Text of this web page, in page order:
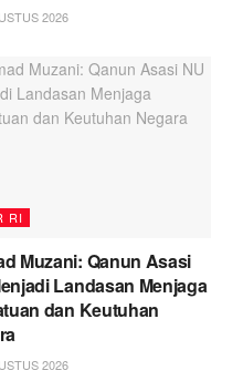
2026
RI
Muzani: Qanun Asasi
Landasan Menjaga
dan Keutuhan
2026